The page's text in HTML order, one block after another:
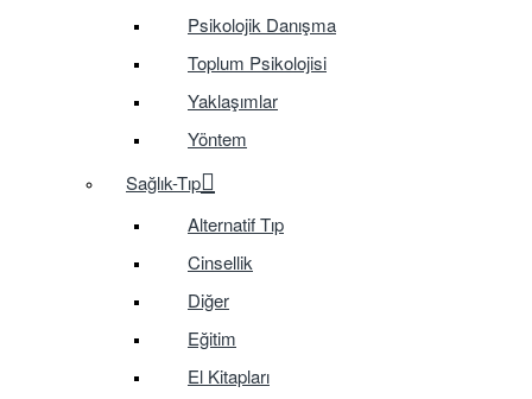
Psikolojik Danışma
Toplum Psikolojisi
Yaklaşımlar
Yöntem
Sağlık-Tıp
Alternatif Tıp
Cinsellik
Diğer
Eğitim
El Kitapları